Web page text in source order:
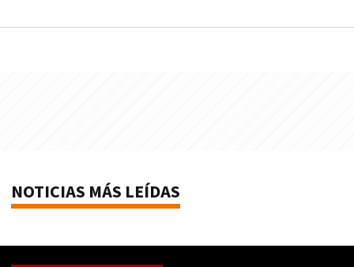
NOTICIAS MÁS LEÍDAS